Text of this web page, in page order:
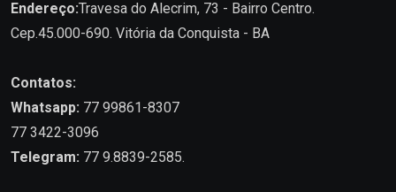
Endereço:Travesa do Alecrim, 73 - Bairro Centro.
Cep.45.000-690. Vitória da Conquista - BA
Contatos:
Whatsapp: 77 99861-8307
77 3422-3096
Telegram: 77 9.8839-2585.